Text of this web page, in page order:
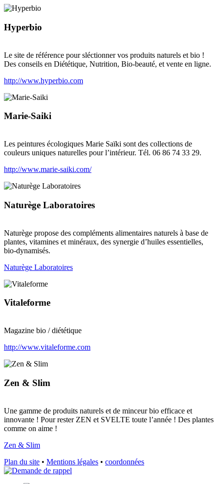
Hyperbio
Le site de référence pour sléctionner vos produits naturels et bio !
Des conseils en Diététique, Nutrition, Bio-beauté, et vente en ligne.
http://www.hyperbio.com
Marie-Saiki
Les peintures écologiques Marie Saïki sont des collections de
couleurs uniques naturelles pour l’intérieur. Tél. 06 86 74 33 29.
http://www.marie-saiki.com/
Naturège Laboratoires
Naturège propose des compléments alimentaires naturels à base de
plantes, vitamines et minéraux, des synergie d’huiles essentielles,
bio-dynamisés.
Naturège Laboratoires
Vitaleforme
Magazine bio / diététique
http://www.vitaleforme.com
Zen & Slim
Une gamme de produits naturels et de minceur bio efficace et
innovante ! Pour rester ZEN et SVELTE toute l’année ! Des plantes
comme on aime !
Zen & Slim
Plan du site • Mentions légales • coordonnées